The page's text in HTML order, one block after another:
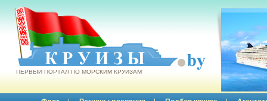
Круизы.by
ПЕРВЫЙ ПОРТАЛ ПО МОРСКИМ КРУИЗАМ